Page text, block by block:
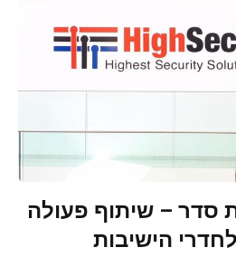
סדר – שיתוף פעולה
הישיבות